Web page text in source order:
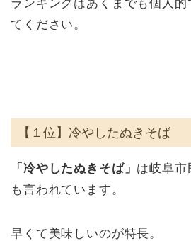
ランキングはあくまでも個人
てください。
【１位】冷やしたぬきそば
「冷やしたぬきそば」 は岐阜市
も言われています。
早くて美味しいのが特長。